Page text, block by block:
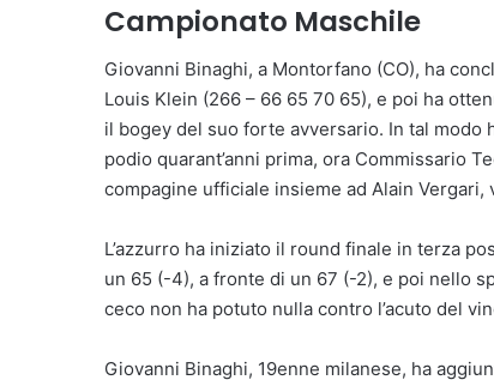
Campionato Maschile
Giovanni Binaghi, a Montorfano (CO), ha
Louis Klein (266 – 66 65 70 65), e poi ha
il bogey del suo forte avversario. In tal
podio quarant’anni prima, ora Commissario
compagine ufficiale insieme ad Alain Vergari,
L’azzurro ha iniziato il round finale in terza
un 65 (-4), a fronte di un 67 (-2), e poi nello
ceco non ha potuto nulla contro l’acuto del
Giovanni Binaghi, 19enne milanese, ha